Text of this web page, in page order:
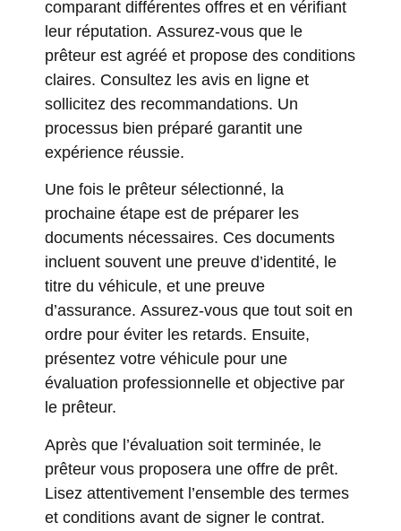
comparant différentes offres et en vérifiant
leur réputation. Assurez-vous que le
prêteur est agréé et propose des conditions
claires. Consultez les avis en ligne et
sollicitez des recommandations. Un
processus bien préparé garantit une
expérience réussie.
Une fois le prêteur sélectionné, la
prochaine étape est de préparer les
documents nécessaires. Ces documents
incluent souvent une preuve d’identité, le
titre du véhicule, et une preuve
d’assurance. Assurez-vous que tout soit en
ordre pour éviter les retards. Ensuite,
présentez votre véhicule pour une
évaluation professionnelle et objective par
le prêteur.
Après que l’évaluation soit terminée, le
prêteur vous proposera une offre de prêt.
Lisez attentivement l’ensemble des termes
et conditions avant de signer le contrat.